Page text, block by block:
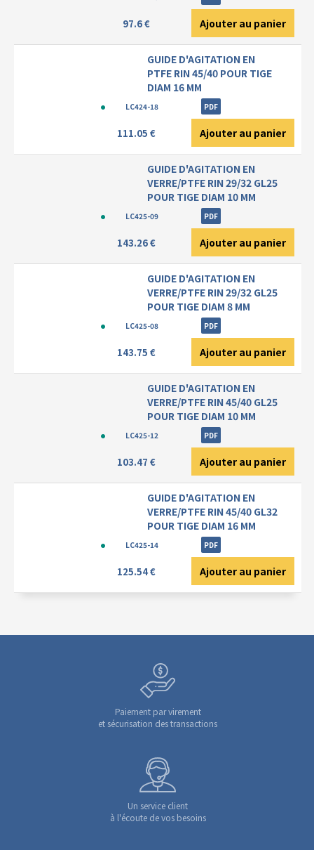
97.6 € Ajouter au panier
GUIDE D'AGITATION EN
PTFE RIN 45/40 POUR TIGE
DIAM 16 MM
LC424-18 PDF
111.05 € Ajouter au panier
GUIDE D'AGITATION EN
VERRE/PTFE RIN 29/32 GL25
POUR TIGE DIAM 10 MM
LC425-09 PDF
143.26 € Ajouter au panier
GUIDE D'AGITATION EN
VERRE/PTFE RIN 29/32 GL25
POUR TIGE DIAM 8 MM
LC425-08 PDF
143.75 € Ajouter au panier
GUIDE D'AGITATION EN
VERRE/PTFE RIN 45/40 GL25
POUR TIGE DIAM 10 MM
LC425-12 PDF
103.47 € Ajouter au panier
GUIDE D'AGITATION EN
VERRE/PTFE RIN 45/40 GL32
POUR TIGE DIAM 16 MM
LC425-14 PDF
125.54 € Ajouter au panier
Paiement par virement
et sécurisation des transactions
Un service client
à l'écoute de vos besoins